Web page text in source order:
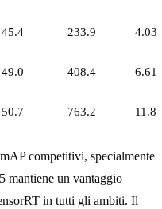
45.4 233.9 4.03
49.0 408.4 6.61
50.7 763.2 11.89
competitivi, specialmente
mantiene un vantaggio
in tutti gli ambiti. Il